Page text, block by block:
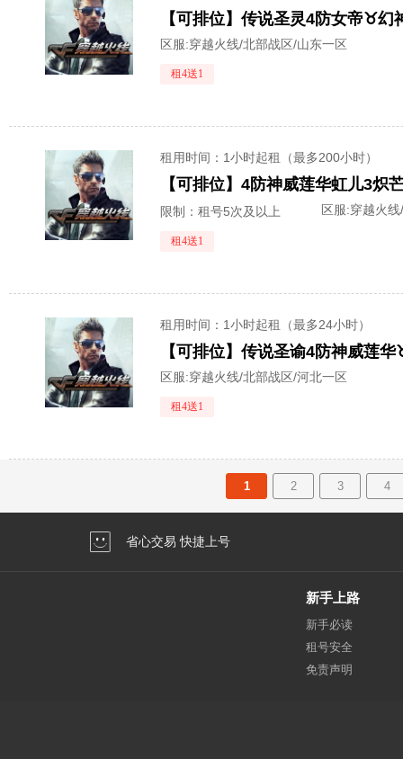
区服:穿越火线/北部战区/山东一区
租4送1
租用时间 ：1小时起租（最多200小时）
限制：租号5次及以上 区服:穿越火
租4送1
租用时间 ：1小时起租（最多24小时）
区服:穿越火线/北部战区/河北一区
租4送1
1 2 3 4
省心交易 快捷上号
新手上路
新手必读
租号安全
免责声明